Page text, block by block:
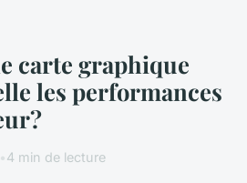
carte graphique
les performances
•4 min de lecture